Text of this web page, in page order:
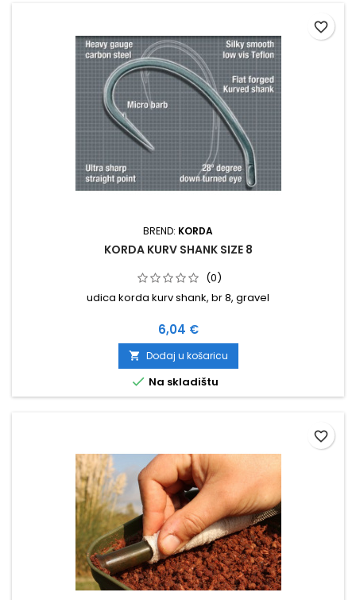
BREND: KORDA
KORDA KURV SHANK SIZE 8
(0)
udica korda kurv shank, br 8, gravel
Cijena
6,04 €
 Dodaj u košaricu
 Na skladištu
favorite_border
favorite_border